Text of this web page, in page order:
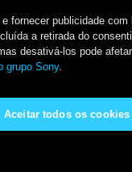
publicidade
a retirada do
desativá-los pode
grupo Sony.
Aceitar todos os cookies